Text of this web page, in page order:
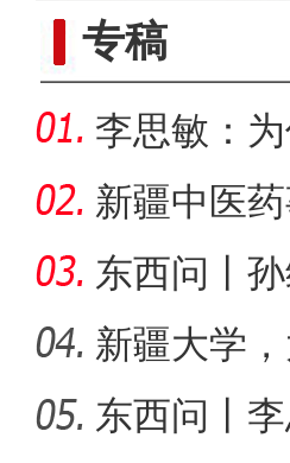
专稿
李思敏：
可分割
新疆中医
东西问丨
了什么？
新疆大学
东西问丨